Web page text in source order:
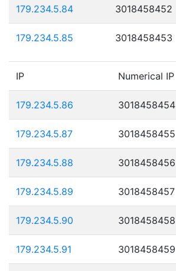
179.234.5.84 3018458452
179.234.5.85 3018458453
IP Numerical IP
179.234.5.86 3018458454
179.234.5.87 3018458455
179.234.5.88 3018458456
179.234.5.89 3018458457
179.234.5.90 3018458458
179.234.5.91 3018458459